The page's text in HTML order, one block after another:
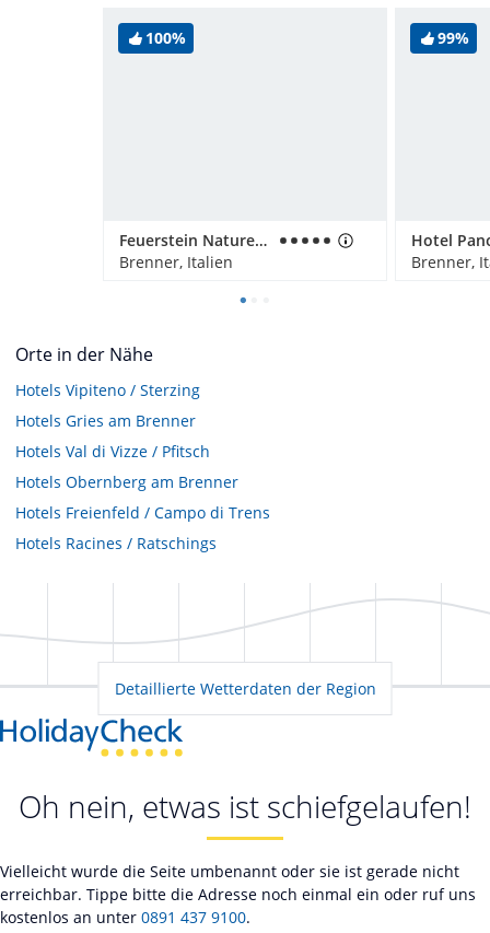
100%
Feuerstein Nature Family Resort
Brenner, Italien
99%
Hotel
Brenner,
Orte in der Nähe
Hotels Vipiteno / Sterzing
Hotels Gries am Brenner
Hotels Val di Vizze / Pfitsch
Hotels Obernberg am Brenner
Hotels Freienfeld / Campo di Trens
Hotels Racines / Ratschings
Detaillierte Wetterdaten der Region
Oh nein, etwas ist schiefgelaufen!
Vielleicht wurde die Seite umbenannt oder sie ist gerade nicht
erreichbar. Tippe bitte die Adresse noch einmal ein oder ruf uns
kostenlos an unter 0891 437 9100.